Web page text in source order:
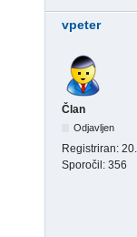
vpeter
Član
Odjavljen
Registriran:
Sporočil: 356